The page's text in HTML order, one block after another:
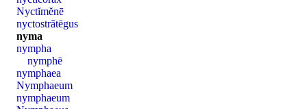
Nyctĭmĕnē
nyctostrătēgus
nyma
nympha
nymphē
nymphaea
Nymphaeum
nymphaeum